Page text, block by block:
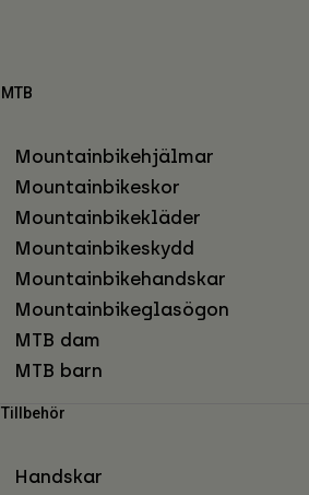
MTB
Mountainbikehjälmar
Mountainbikeskor
Mountainbikekläder
Mountainbikeskydd
Mountainbikehandskar
Mountainbikeglasögon
MTB dam
MTB barn
Tillbehör
Handskar